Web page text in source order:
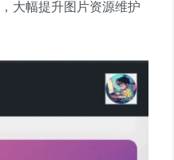
大幅提升图片资源维护